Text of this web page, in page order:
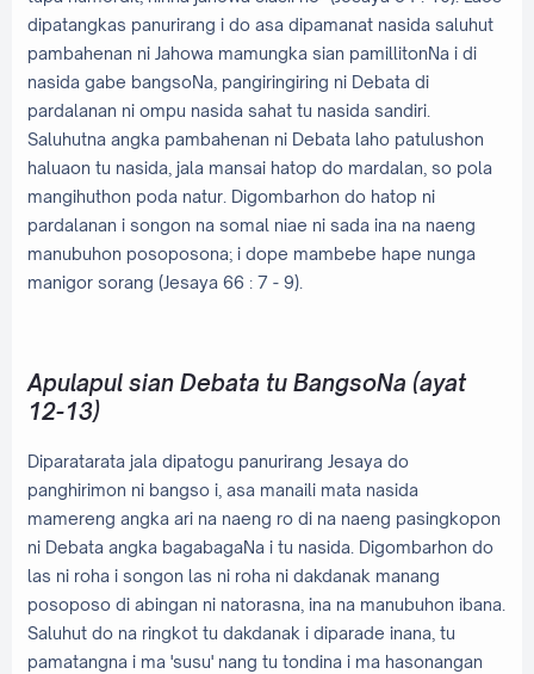
dipatangkas panurirang i do asa dipamanat nasida saluhut
pambahenan ni Jahowa mamungka sian pamillitonNa i di
nasida gabe bangsoNa, pangiringiring ni Debata di
pardalanan ni ompu nasida sahat tu nasida sandiri.
Saluhutna angka pambahenan ni Debata laho patulushon
haluaon tu nasida, jala mansai hatop do mardalan, so pola
mangihuthon poda natur. Digombarhon do hatop ni
pardalanan i songon na somal niae ni sada ina na naeng
manubuhon posoposona; i dope mambebe hape nunga
manigor sorang (Jesaya 66 : 7 - 9).
Apulapul sian Debata tu BangsoNa (ayat
12-13)
Diparatarata jala dipatogu panurirang Jesaya do
panghirimon ni bangso i, asa manaili mata nasida
mamereng angka ari na naeng ro di na naeng pasingkopon
ni Debata angka bagabagaNa i tu nasida. Digombarhon do
las ni roha i songon las ni roha ni dakdanak manang
posoposo di abingan ni natorasna, ina na manubuhon ibana.
Saluhut do na ringkot tu dakdanak i diparade inana, tu
pamatangna i ma 'susu' nang tu tondina i ma hasonangan